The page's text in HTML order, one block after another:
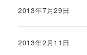
投稿日
2013年7月29日
投稿日
2013年2月11日